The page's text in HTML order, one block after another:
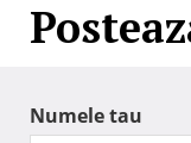
Numele tau